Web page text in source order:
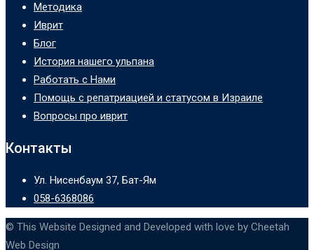
Методика
Иврит
Блог
История нашего ульпана
Работать с Нами
Помощь с репатриацией и статусом в Израиле
Вопросы про иврит
Контакты
Ул. Нисенбаум 37, Бат-Ям
058-6368086
© This Website Designed and Developed with love by Cheetah
Web Design